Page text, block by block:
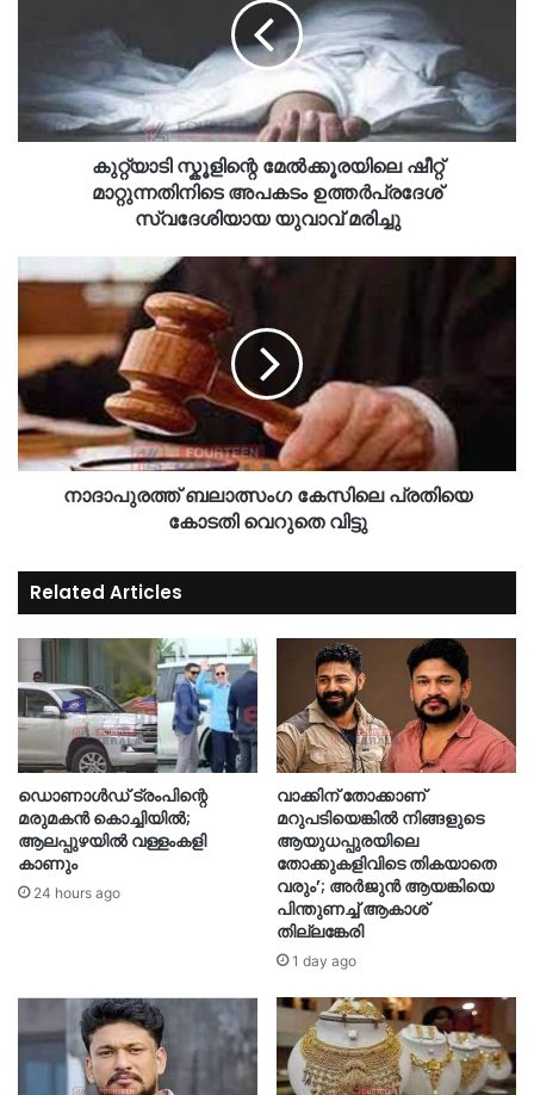
കുറ്റ്യാടി സ്കൂളിന്റെ മേൽക്കൂരയിലെ ഷീറ്റ്
മാറ്റുന്നതിനിടെ അപകടം ഉത്തർപ്രദേശ്
സ്വദേശിയായ യുവാവ് മരിച്ചു
നാദാപുരത്ത് ബലാത്സംഗ കേസിലെ പ്രതിയെ
കോടതി വെറുതെ വിട്ടു
Related Articles
ഡൊണാൾഡ് ട്രംപിന്റെ
മരുമകൻ കൊച്ചിയിൽ;
ആലപ്പുഴയിൽ വള്ളംകളി
കാണും
24 hours ago
വാക്കിന് തോക്കാണ്
മറുപടിയെങ്കില്‍ നിങ്ങളുടെ
ആയുധപ്പുരയിലെ
തോക്കുകളിവിടെ തികയാതെ
വരും’; അര്‍ജുന്‍ ആയങ്കിയെ
പിന്തുണച്ച് ആകാശ്
തില്ലങ്കേരി
1 day ago